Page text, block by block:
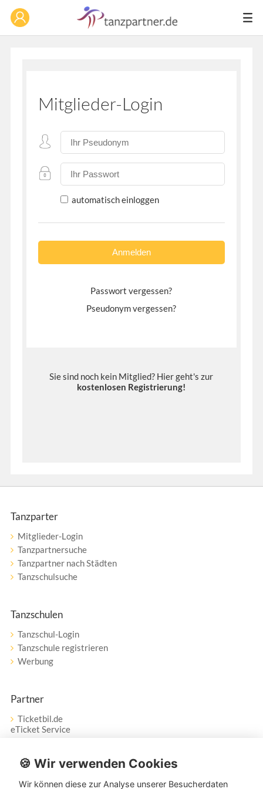
Mitglieder-Login
automatisch einloggen
Passwort vergessen?
Pseudonym vergessen?
Sie sind noch kein Mitglied? Hier geht's zur
kostenlosen Registrierung!
Tanzparter
Mitglieder-Login
Tanzpartnersuche
Tanzpartner nach Städten
Tanzschulsuche
Tanzschulen
Tanzschul-Login
Tanzschule registrieren
Werbung
Partner
Ticketbil.de
eTicket Service
Vertrag widerrufen
🍪 Wir verwenden Cookies
Wir können diese zur Analyse unserer Besucherdaten